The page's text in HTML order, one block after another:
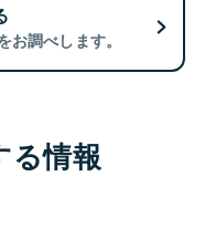
調べします。
る情報